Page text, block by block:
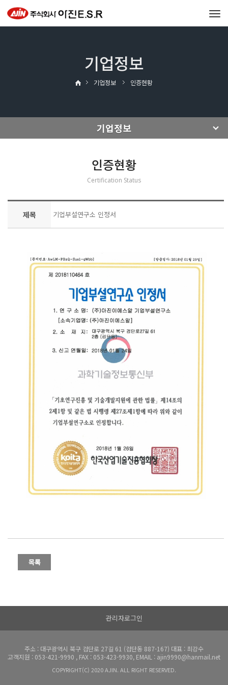
기업정보
기업정보 인증현황
기업정보
인증현황
Certification Status
제목 기업부설연구소 인정서
관리자로그인
주소 : 대구광역시 북구 검단로 27길 61 (검단동 887-167) 대표 : 최강수
고객지원 : 053-421-9990 , FAX : 053-423-9930, EMAIL : ajin9990@hanmail.net
COPYRIGHT(C) 2020 AJIN. ALL RIGHT RESERVED.